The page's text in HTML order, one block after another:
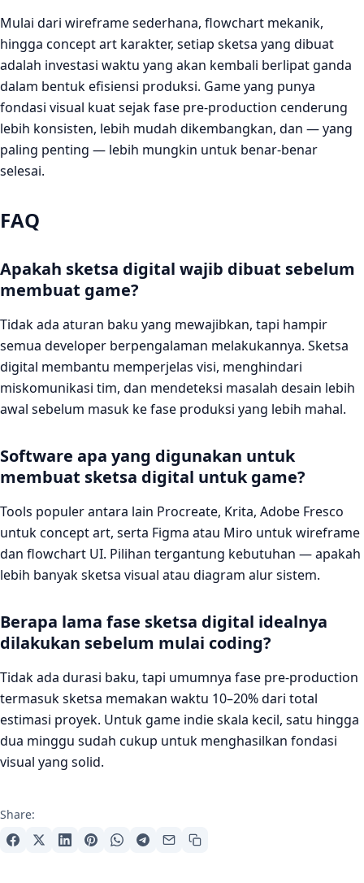
Mulai dari wireframe sederhana, flowchart mekanik,
hingga concept art karakter, setiap sketsa yang dibuat
adalah investasi waktu yang akan kembali berlipat ganda
dalam bentuk efisiensi produksi. Game yang punya
fondasi visual kuat sejak fase pre-production cenderung
lebih konsisten, lebih mudah dikembangkan, dan — yang
paling penting — lebih mungkin untuk benar-benar
selesai.
FAQ
Apakah sketsa digital wajib dibuat sebelum
membuat game?
Tidak ada aturan baku yang mewajibkan, tapi hampir
semua developer berpengalaman melakukannya. Sketsa
digital membantu memperjelas visi, menghindari
miskomunikasi tim, dan mendeteksi masalah desain lebih
awal sebelum masuk ke fase produksi yang lebih mahal.
Software apa yang digunakan untuk
membuat sketsa digital untuk game?
Tools populer antara lain Procreate, Krita, Adobe Fresco
untuk concept art, serta Figma atau Miro untuk wireframe
dan flowchart UI. Pilihan tergantung kebutuhan — apakah
lebih banyak sketsa visual atau diagram alur sistem.
Berapa lama fase sketsa digital idealnya
dilakukan sebelum mulai coding?
Tidak ada durasi baku, tapi umumnya fase pre-production
termasuk sketsa memakan waktu 10–20% dari total
estimasi proyek. Untuk game indie skala kecil, satu hingga
dua minggu sudah cukup untuk menghasilkan fondasi
visual yang solid.
Share: